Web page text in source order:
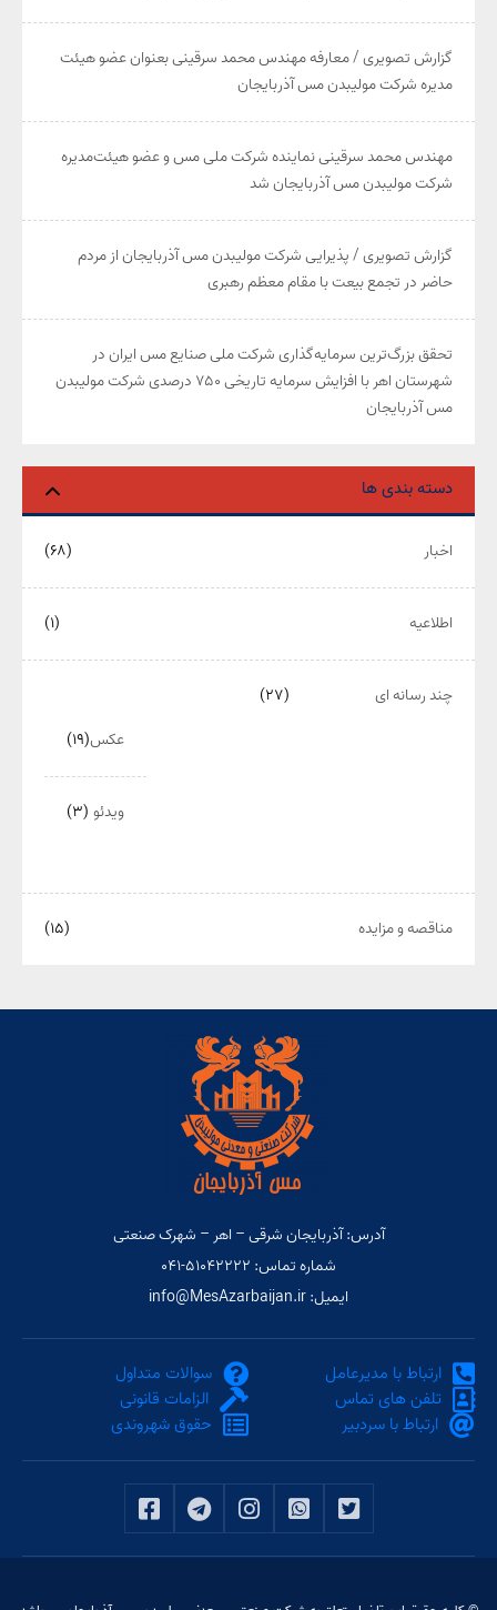
گزارش تصویری / معارفه مهندس محمد سرقینی بعنوان عضو هیئت‌
مدیره شرکت مولیبدن مس آذربایجان
مهندس محمد سرقینی نماینده شرکت ملی مس و عضو هیئت‌مدیره
شرکت مولیبدن مس آذربایجان شد
گزارش تصویری / پذیرایی شرکت مولیبدن مس آذربایجان از مردم
حاضر در تجمع بیعت با مقام معظم رهبری
تحقق بزرگ‌ترین سرمایه‌گذاری شرکت ملی صنایع مس ایران در
شهرستان اهر با افزایش سرمایه تاریخی ۷۵۰ درصدی شرکت مولیبدن
مس آذربایجان
دسته بندی ها
اخبار (۶۸)
اطلاعیه (۱)
چند رسانه ای
(۲۷)
عکس(۱۹)
ویدئو (۳)
مناقصه و مزایده (۱۵)
آدرس: آذربایجان شرقی – اهر – شهرک صنعتی
شماره تماس: ۵۱۰۴۲۲۲۲-۰۴۱
ایمیل: info@MesAzarbaijan.ir
ارتباط با مدیرعامل
تلفن های تماس
ارتباط با سردبیر
سوالات متداول
الزامات قانونی
حقوق شهروندی